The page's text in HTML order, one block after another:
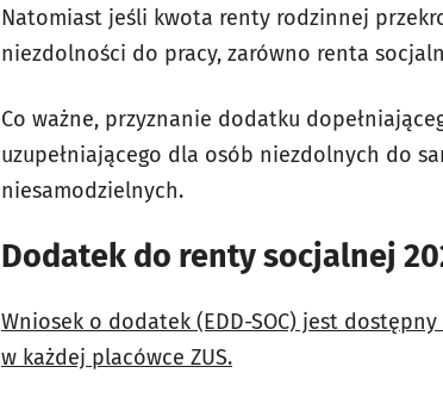
Natomiast jeśli kwota renty rodzinnej
niezdolności do pracy, zarówno renta
Co ważne, przyznanie dodatku
uzupełniającego dla osób niezdolnych do
niesamodzielnych.
Dodatek do renty socjalnej
Wniosek o dodatek (EDD-SOC) jest
w każdej placówce ZUS.